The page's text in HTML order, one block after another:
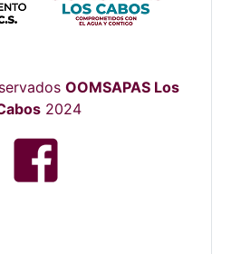
OOMSAPAS Los
2024